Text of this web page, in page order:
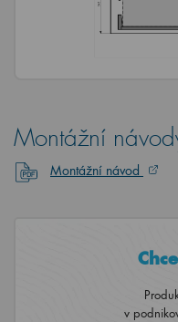
Montážní
Montážní návod
v